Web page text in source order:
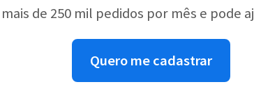
de 250 mil pedidos por mês e pode
Quero me cadastrar